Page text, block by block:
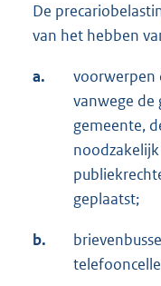
De
van het hebben
a.
voorwerpen
vanwege de
gemeente,
geplaatst;
b.